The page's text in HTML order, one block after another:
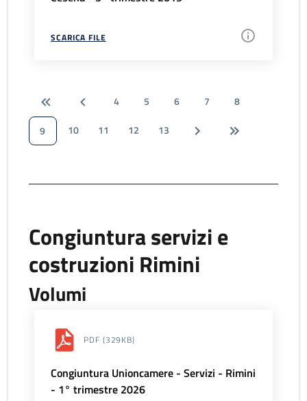
SCARICA FILE
4 5 6 7
8
9
10 11 12 13
Congiuntura servizi e
costruzioni Rimini
Volumi
PDF (329KB)
Congiuntura Unioncamere - Servizi - Rimini
- 1° trimestre 2026